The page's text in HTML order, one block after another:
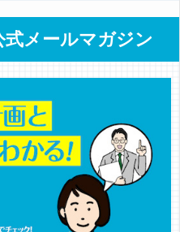
メールマガジン